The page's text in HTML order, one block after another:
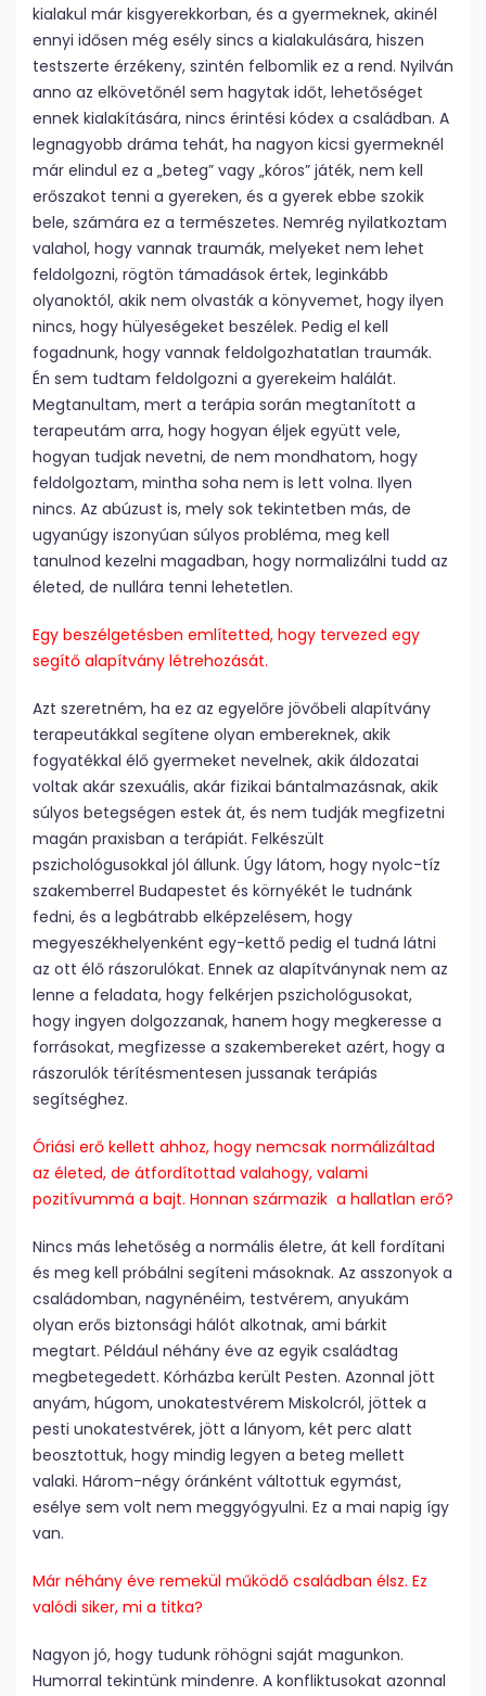
kialakul már kisgyerekkorban, és a gyermeknek, akinél
ennyi idősen még esély sincs a kialakulására, hiszen
testszerte érzékeny, szintén felbomlik ez a rend. Nyilván
anno az elkövetőnél sem hagytak időt, lehetőséget
ennek kialakítására, nincs érintési kódex a családban. A
legnagyobb dráma tehát, ha nagyon kicsi gyermeknél
már elindul ez a „beteg” vagy „kóros” játék, nem kell
erőszakot tenni a gyereken, és a gyerek ebbe szokik
bele, számára ez a természetes. Nemrég nyilatkoztam
valahol, hogy vannak traumák, melyeket nem lehet
feldolgozni, rögtön támadások értek, leginkább
olyanoktól, akik nem olvasták a könyvemet, hogy ilyen
nincs, hogy hülyeségeket beszélek. Pedig el kell
fogadnunk, hogy vannak feldolgozhatatlan traumák.
Én sem tudtam feldolgozni a gyerekeim halálát.
Megtanultam, mert a terápia során megtanított a
terapeutám arra, hogy hogyan éljek együtt vele,
hogyan tudjak nevetni, de nem mondhatom, hogy
feldolgoztam, mintha soha nem is lett volna. Ilyen
nincs. Az abúzust is, mely sok tekintetben más, de
ugyanúgy iszonyúan súlyos probléma, meg kell
tanulnod kezelni magadban, hogy normalizálni tudd az
életed, de nullára tenni lehetetlen.
Egy beszélgetésben említetted, hogy tervezed egy
segítő alapítvány létrehozását.
Azt szeretném, ha ez az egyelőre jövőbeli alapítvány
terapeutákkal segítene olyan embereknek, akik
fogyatékkal élő gyermeket nevelnek, akik áldozatai
voltak akár szexuális, akár fizikai bántalmazásnak, akik
súlyos betegségen estek át, és nem tudják megfizetni
magán praxisban a terápiát. Felkészült
pszichológusokkal jól állunk. Úgy látom, hogy nyolc-tíz
szakemberrel Budapestet és környékét le tudnánk
fedni, és a legbátrabb elképzelésem, hogy
megyeszékhelyenként egy-kettő pedig el tudná látni
az ott élő rászorulókat. Ennek az alapítványnak nem az
lenne a feladata, hogy felkérjen pszichológusokat,
hogy ingyen dolgozzanak, hanem hogy megkeresse a
forrásokat, megfizesse a szakembereket azért, hogy a
rászorulók térítésmentesen jussanak terápiás
segítséghez.
Óriási erő kellett ahhoz, hogy nemcsak normálizáltad
az életed, de átfordítottad valahogy, valami
pozitívummá a bajt. Honnan származik a hallatlan erő?
Nincs más lehetőség a normális életre, át kell fordítani
és meg kell próbálni segíteni másoknak. Az asszonyok a
családomban, nagynénéim, testvérem, anyukám
olyan erős biztonsági hálót alkotnak, ami bárkit
megtart. Például néhány éve az egyik családtag
megbetegedett. Kórházba került Pesten. Azonnal jött
anyám, húgom, unokatestvérem Miskolcról, jöttek a
pesti unokatestvérek, jött a lányom, két perc alatt
beosztottuk, hogy mindig legyen a beteg mellett
valaki. Három-négy óránként váltottuk egymást,
esélye sem volt nem meggyógyulni. Ez a mai napig így
van.
Már néhány éve remekül működő családban élsz. Ez
valódi siker, mi a titka?
Nagyon jó, hogy tudunk röhögni saját magunkon.
Humorral tekintünk mindenre. A konfliktusokat azonnal